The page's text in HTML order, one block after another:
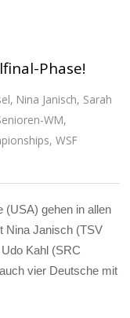
Phase!
, Nina Janisch, Sarah
WM,
,WSF
(USA) gehen in allen
Nina Janisch (TSV
Kahl (SRC
vier Deutsche mit